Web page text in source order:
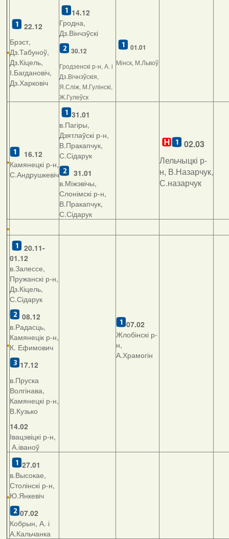
22.12
Брэст,
Дз.Табуноў,
Дз.Кіцель,
І.Багдановіч,
Дз.Харковіч
14.12
Гродна,
Дз.Вінчэўскі
30.12
Гродзенскі р-н, А. і
Дз.Вічнэўскія,
Я.Сліж, М.Гулінскі,
Ж.Гулеўск
01.01
Мінск, М.Львоў
16.12
Камянецкі р-н,
С.Андрушкевіч
31.01
в.Пагіры,
Дзятлаўскі р-н,
В.Пракапчук,
С.Сідарук
31.01
в.Міжэвічы,
Слонімскі р-н,
В.Пракапчук,
С.Сідарук
02.03
Лельчыцкі р-
н, В.Назарчук,
С.назарчук
20.11-
01.12
в.Залессе,
Пружанскі р-н,
Дз.Кіцель,
С.Сідарук
08.12
в.Радасць,
Камянецік р-н,
К. Ефимович
17.12
в.Пруска
Волгінава,
Камянецкі р-н,
В.Кузько
14.02
Івацэвіцкі р-н,
А.іваноў
07.02
Жлобінскі р-
н,
А.Храмогін
27.01
в.Высокае,
Столінскі р-н,
Ю.Янкевіч
07.02
Кобрын, А. і
А.Кальчанка